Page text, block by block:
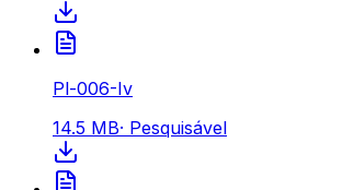
Pl-006-Iv
14.5 MB· Pesquisável